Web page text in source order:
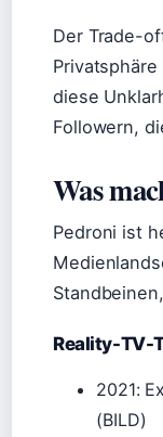
Der Trade-
diese
Followern,
Was
Pedroni ist
Reality-TV-
2021:
(BILD)